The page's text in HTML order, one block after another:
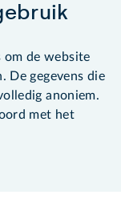
om de website
De gegevens die
anoniem.
met het